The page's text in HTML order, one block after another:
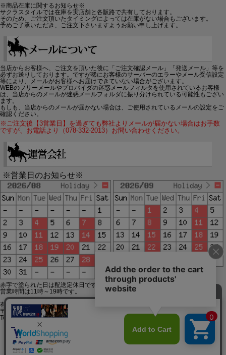
※商品在庫に関するお知らせ※
サクラスタイルでは在庫を実店舗と各販路で共有しております。
そのため、ご注文頂いたタイミングによっては在庫がない場合もございます。
予めご了承いただき、ご注文下さいますようお願い申し上げます。
当店からお客様へ、ご注文を頂いた後に「ご注文確認メール」「発送メール」等を
必ずお送りしております。ですが稀にお客様のサーバーのエラーやメール受信設定
等により、メールがお客様へお届けできていない場合がございます。
WEBのフリーメールやプロバイダの迷惑メールフィルタを使用されているお客様
は、当店からのメールが迷惑メールフォルダに振り分けられている可能性もござい
ます。
もしも、当店からのメールが届かない場合は、ご使用されているメールの設定をご
確認ください。
※ご注文後【3営業日】を過ぎても弊社よりメールが届かない場合はお手数
ですが、お電話より（078-332-2013）お問い合わせください。
※営業日のお知らせ※
赤字で塗られた日は配送定休日です。
営業時間は11時～19時です。
有限会社ジップジップ SakuraStyle通販事業部
〒650-0021 神戸市中央区三宮町3-9-19イトウビル1,4F
Tel:078-332-2013 FAX:078-333-6644
SSL/TLSとは?